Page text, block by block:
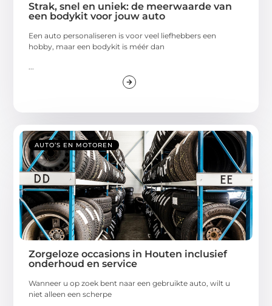
Strak, snel en uniek: de meerwaarde van
een bodykit voor jouw auto
Een auto personaliseren is voor veel liefhebbers een
hobby, maar een bodykit is méér dan
AUTO’S EN MOTOREN
Zorgeloze occasions in Houten inclusief
onderhoud en service
Wanneer u op zoek bent naar een gebruikte auto, wilt u
niet alleen een scherpe